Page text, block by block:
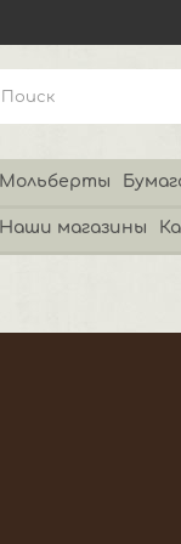
Мольберты
Наши магазины